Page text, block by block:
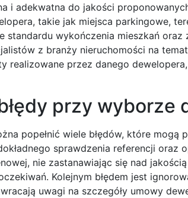
i adekwatna do jakości
takie jak miejsca parkingowe,
wykończenia mieszkań oraz
z branży nieruchomości na
realizowane przez danego
przy wyborze
popełnić wiele błędów, które mogą
sprawdzenia referencji oraz
nie zastanawiając się nad
Kolejnym błędem jest
uwagi na szczegóły umowy